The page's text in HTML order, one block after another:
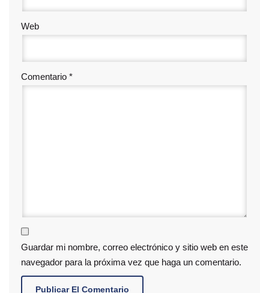
Web
Comentario *
Guardar mi nombre, correo electrónico y sitio web en este
navegador para la próxima vez que haga un comentario.